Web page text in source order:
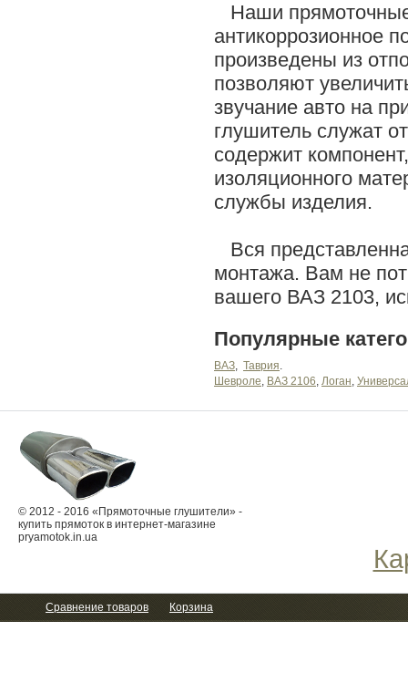
Наши
антикоррозионное
произведены из
позволяют
звучание авто на
глушитель служат
содержит
изоляционного
службы изделия.
Вся
монтажа. Вам не
вашего ВАЗ 2103,
Популярные
ВАЗ
Таврия
Шевроле
ВАЗ 2106 Логан
© 2012 - 2016 «Прямоточные глушители» -
купить прямоток в интернет-магазине
pryamotok.in.ua
Сравнение товаров Корзина